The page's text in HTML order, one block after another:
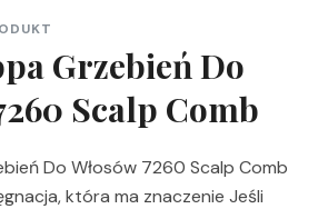
Grzebień Do
Scalp Comb
Do Włosów 7260 Scalp Comb
która ma znaczenie Jeśli